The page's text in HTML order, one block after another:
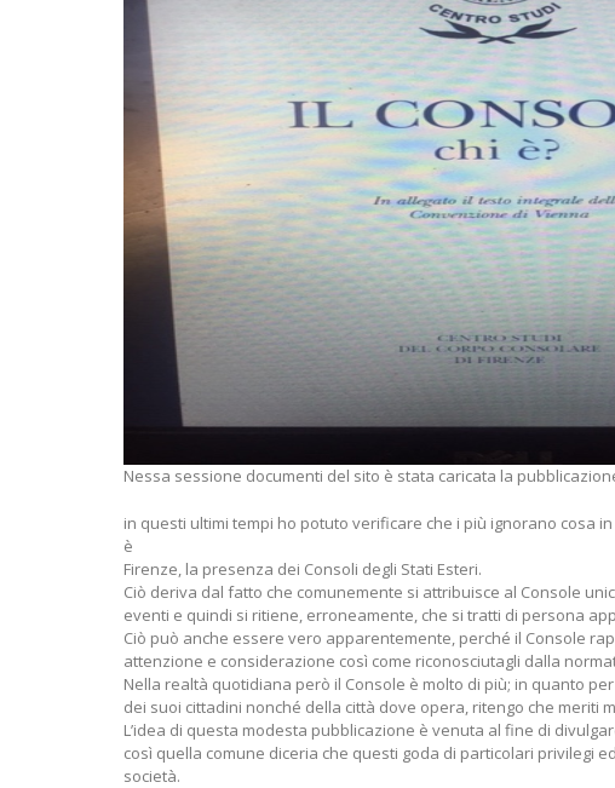
Nessa sessione documenti del sito è stata caricata la
in questi ultimi tempi ho potuto verificare che i più ignorano cosa
è
Firenze, la presenza dei Consoli degli Stati Esteri.
Ciò deriva dal fatto che comunemente si attribuisce al Console
eventi e quindi si ritiene, erroneamente, che si tratti di persona
Ciò può anche essere vero apparentemente, perché il Console
attenzione e considerazione così come riconosciutagli dalla
Nella realtà quotidiana però il Console è molto di più; in quanto
dei suoi cittadini nonché della città dove opera, ritengo che meriti
L’idea di questa modesta pubblicazione è venuta al fine di
così quella comune diceria che questi goda di particolari privilegi
società.